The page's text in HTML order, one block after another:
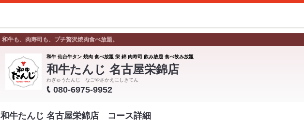
和牛も、肉寿司も、プチ贅沢焼肉食べ放題。
和牛 仙台牛タン 焼肉 食べ放題 栄 錦 肉寿司 飲み放題 食べ飲み放題
和牛たんじ 名古屋栄錦店
わぎゅうたんじ なごやさかえにしきてん
080-6975-9952
和牛たんじ 名古屋栄錦店 コース詳細